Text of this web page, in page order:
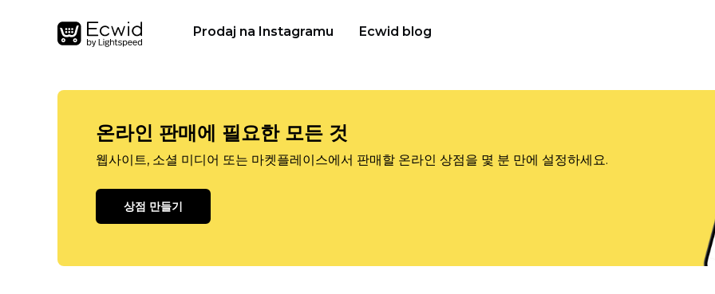
Prodaj na Instagramu Ecwid blog
온라인 판매에 필요한 모든 것
웹사이트, 소셜 미디어 또는 마켓플레이스에서 판매할 온라인 상점을 몇 분 만에 설정하세요.
상점 만들기